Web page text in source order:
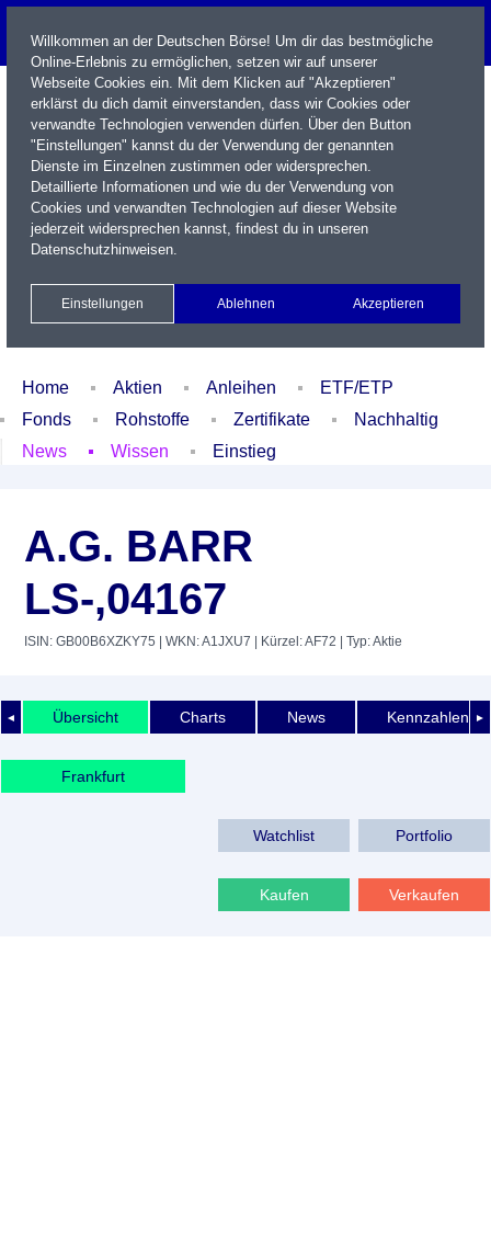
Name / WKN / ISIN / Kürzel
Xetra Realtime
Watchlist Portfolio Login
Home Aktien Anleihen
ETF/ETP
Fonds
Rohstoffe Zertifikate
Nachhaltig
News
Wissen Einstieg
A.G. BARR
LS-,04167
ISIN: GB00B6XZKY75 | WKN: A1JXU7 | Kürzel: AF72 | Typ: Aktie
◄ ►
Übersicht Charts News Kennzahlen
Frankfurt
Watchlist Portfolio
Kaufen Verkaufen
Willkommen an der Deutschen Börse! Um dir das bestmögliche
Online-Erlebnis zu ermöglichen, setzen wir auf unserer
Webseite Cookies ein. Mit dem Klicken auf "Akzeptieren"
erklärst du dich damit einverstanden, dass wir Cookies oder
verwandte Technologien verwenden dürfen. Über den Button
"Einstellungen" kannst du der Verwendung der genannten
Dienste im Einzelnen zustimmen oder widersprechen.
Detaillierte Informationen und wie du der Verwendung von
Cookies und verwandten Technologien auf dieser Website
jederzeit widersprechen kannst, findest du in unseren
Datenschutzhinweisen.
Einstellungen Ablehnen Akzeptieren